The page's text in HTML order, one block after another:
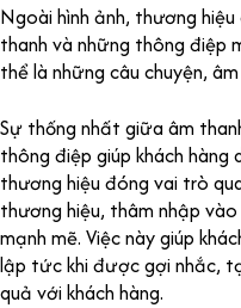
Ngoài hình ảnh, thương
thanh và những thông điệp
thể là những câu chuyện,
Sự thống nhất giữa âm
thông điệp giúp khách hàng
thương hiệu đóng vai trò
thương hiệu, thâm nhập
mạnh mẽ. Việc này giúp
lập tức khi được gợi nhắc,
quả với khách hàng.